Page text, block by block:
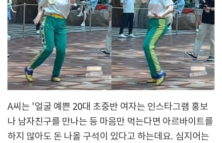
A씨는 '얼굴 예쁜 20대 초중반 여자는 인스타그램 홍보
나 남자친구를 만나는 등 마음만 먹는다면 아르바이트를
하지 않아도 돈 나올 구석이 있다고 하는데요. 심지어는